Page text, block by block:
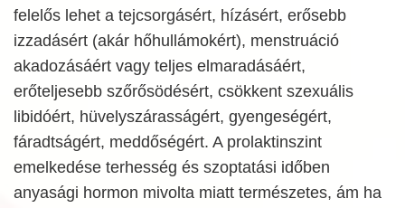
felelős lehet a tejcsorgásért, hízásért, erősebb
izzadásért (akár hőhullámokért), menstruáció
akadozásáért vagy teljes elmaradásáért,
erőteljesebb szőrősödésért, csökkent szexuális
libidóért, hüvelyszárasságért, gyengeségért,
fáradtságért, meddőségért. A prolaktinszint
emelkedése terhesség és szoptatási időben
anyasági hormon mivolta miatt természetes, ám ha